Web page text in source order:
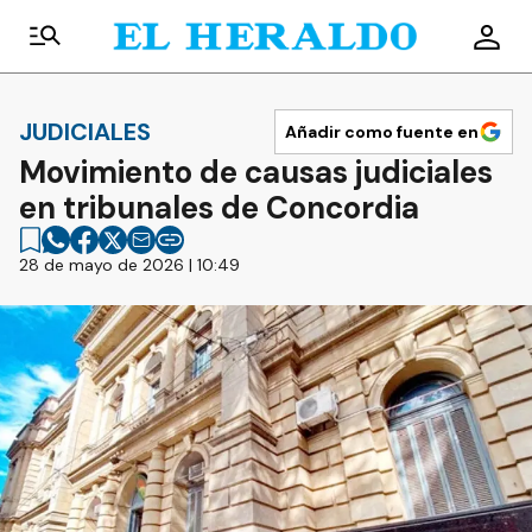
JUDICIALES Añadir como fuente en
Movimiento de causas judiciales
en tribunales de Concordia
28 de mayo de 2026 | 10:49